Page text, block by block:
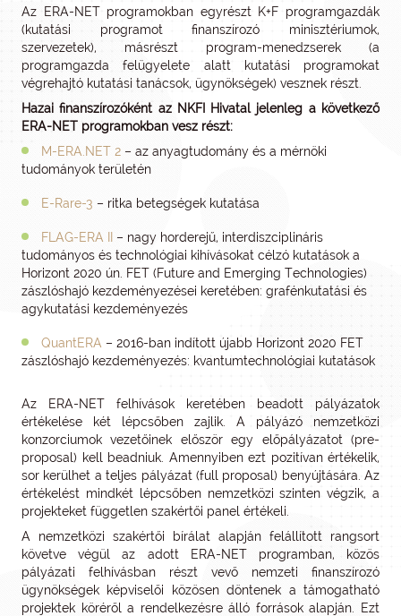
Az ERA-NET programokban egyrészt K+F programgazdák
(kutatási programot finanszírozó minisztériumok,
szervezetek), másrészt program-menedzserek (a
programgazda felügyelete alatt kutatási programokat
végrehajtó kutatási tanácsok, ügynökségek) vesznek részt.
Hazai finanszírozóként az NKFI Hivatal jelenleg a következő
ERA-NET programokban vesz részt:
M-ERA.NET 2 – az anyagtudomány és a mérnöki
tudományok területén
E-Rare-3 – ritka betegségek kutatása
FLAG-ERA II
– nagy horderejű, interdiszciplináris
tudományos és technológiai kihívásokat célzó kutatások a
Horizont 2020 ún. FET (Future and Emerging Technologies)
zászlóshajó kezdeményezései keretében: grafénkutatási és
agykutatási kezdeményezés
QuantERA – 2016-ban indított újabb Horizont 2020 FET
zászlóshajó kezdeményezés: kvantumtechnológiai kutatások
Az ERA-NET felhívások keretében beadott pályázatok
értékelése két lépcsőben zajlik. A pályázó nemzetközi
konzorciumok vezetőinek először egy előpályázatot (pre-
proposal) kell beadniuk. Amennyiben ezt pozitívan értékelik,
sor kerülhet a teljes pályázat (full proposal) benyújtására. Az
értékelést mindkét lépcsőben nemzetközi szinten végzik, a
projekteket független szakértői panel értékeli.
A nemzetközi szakértői bírálat alapján felállított rangsort
követve végül az adott ERA-NET programban, közös
pályázati felhívásban részt vevő nemzeti finanszírozó
ügynökségek képviselői közösen döntenek a támogatható
projektek köréről a rendelkezésre álló források alapján. Ezt